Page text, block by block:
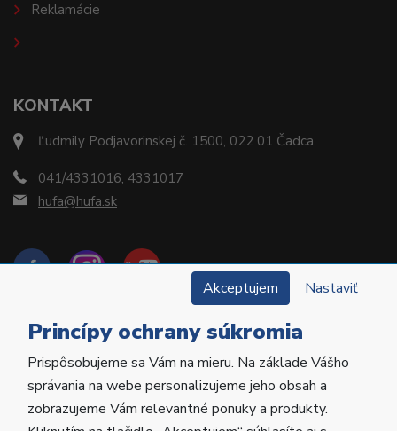
KONTAKT
Ľudmily Podjavorinskej č. 1500, 022 01 Čadca
041/4331016, 4331017
hufa@hufa.sk
Reklamácie
Copyright © 2022 Hu-Fa Dental a.s. Všetky práva
vyhradené.
Akceptujem Nastaviť
Princípy ochrany súkromia
Prispôsobujeme sa Vám na mieru. Na základe Vášho
správania na webe personalizujeme jeho obsah a
zobrazujeme Vám relevantné ponuky a produkty.